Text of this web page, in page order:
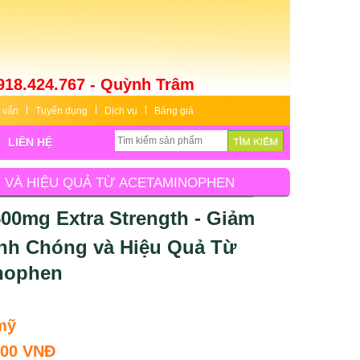
- Quỳnh Trâm
vấn Tuyển dụng Dịch vụ Bảng giá
LIÊN HỆ
HIỆU QUẢ TỪ ACETAMINOPHEN
Extra Strength - Giảm
Chóng và Hiệu Quả Từ
VNĐ